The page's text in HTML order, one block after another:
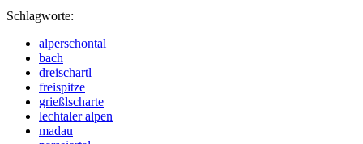
Schlagworte:
alperschontal
bach
dreischartl
freispitze
grießlscharte
lechtaler alpen
madau